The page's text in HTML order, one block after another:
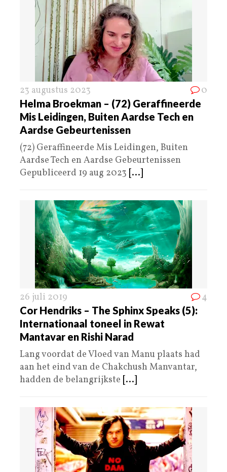
23 augustus 2023 0
Helma Broekman – (72) Geraffineerde
Mis Leidingen, Buiten Aardse Tech en
Aardse Gebeurtenissen
(72) Geraffineerde Mis Leidingen, Buiten
Aardse Tech en Aardse Gebeurtenissen
Gepubliceerd 19 aug 2023 [...]
26 juli 2019 4
Cor Hendriks – The Sphinx Speaks (5):
Internationaal toneel in Rewat
Mantavar en Rishi Narad
Lang voordat de Vloed van Manu plaats had
aan het eind van de Chakchush Manvantar,
hadden de belangrijkste [...]